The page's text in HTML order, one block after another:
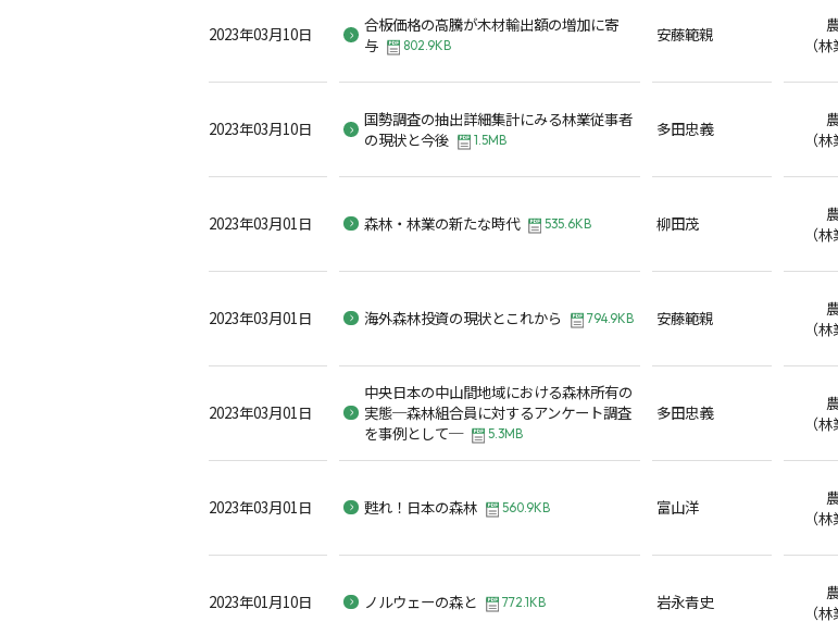
2023年03月10日
合板価格の高騰が木材輸出額の増加に寄
与
802.9KB
安藤範親
（林
2023年03月10日
国勢調査の抽出詳細集計にみる林業従事者
の現状と今後
1.5MB
多田忠義
（林
2023年03月01日 森林・林業の新たな時代 535.6KB 柳田茂
（林
2023年03月01日 海外森林投資の現状とこれから 794.9KB 安藤範親
（林
2023年03月01日
中央日本の中山間地域における森林所有の
実態─森林組合員に対するアンケート調査
を事例として─
5.3MB
多田忠義
（林
2023年03月01日 甦れ！日本の森林 560.9KB 富山洋
（林
2023年01月10日 ノルウェーの森と 772.1KB 岩永青史
（林